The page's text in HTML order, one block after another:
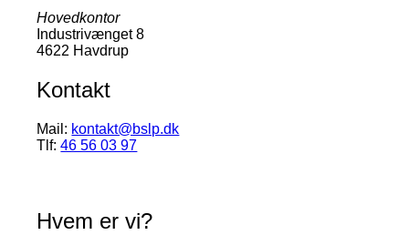
Hovedkontor
Industrivænget 8
4622 Havdrup
Kontakt
Mail: kontakt@bslp.dk
Tlf:46 56 03 97
Hvem er vi?